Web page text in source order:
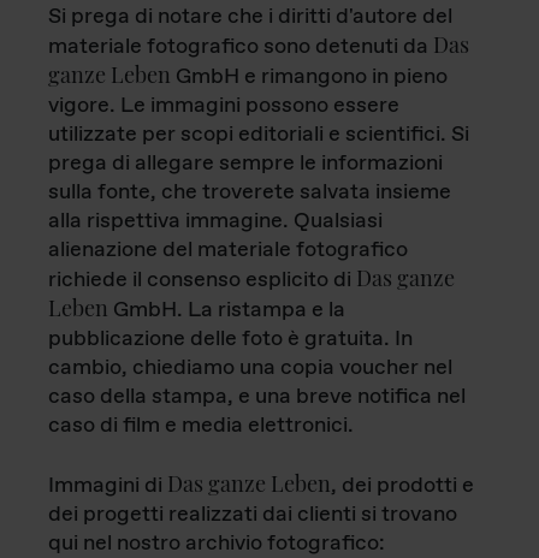
Si prega di notare che i diritti d'autore del
materiale fotografico sono detenuti da Das
ganze Leben GmbH e rimangono in pieno
vigore. Le immagini possono essere
utilizzate per scopi editoriali e scientifici. Si
prega di allegare sempre le informazioni
sulla fonte, che troverete salvata insieme
alla rispettiva immagine. Qualsiasi
alienazione del materiale fotografico
richiede il consenso esplicito di Das ganze
Leben GmbH. La ristampa e la
pubblicazione delle foto è gratuita. In
cambio, chiediamo una copia voucher nel
caso della stampa, e una breve notifica nel
caso di film e media elettronici.
Immagini di Das ganze Leben, dei prodotti e
dei progetti realizzati dai clienti si trovano
qui nel nostro archivio fotografico: